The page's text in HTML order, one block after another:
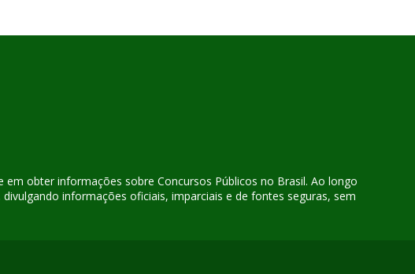
obter informações sobre Concursos Públicos no Brasil. Ao longo
informações oficiais, imparciais e de fontes seguras, sem